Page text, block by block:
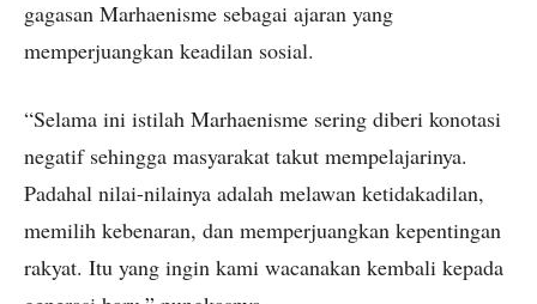
gagasan Marhaenisme sebagai ajaran yang
memperjuangkan keadilan sosial.
“Selama ini istilah Marhaenisme sering diberi konotasi
negatif sehingga masyarakat takut mempelajarinya.
Padahal nilai-nilainya adalah melawan ketidakadilan,
memilih kebenaran, dan memperjuangkan kepentingan
rakyat. Itu yang ingin kami wacanakan kembali kepada